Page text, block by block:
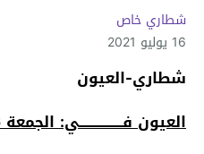
شطاري خاص
16 يوليو 2021
شطاري-العيون
العيون فــــــــــــــــي: الجمعة 16 يوليوز 2021